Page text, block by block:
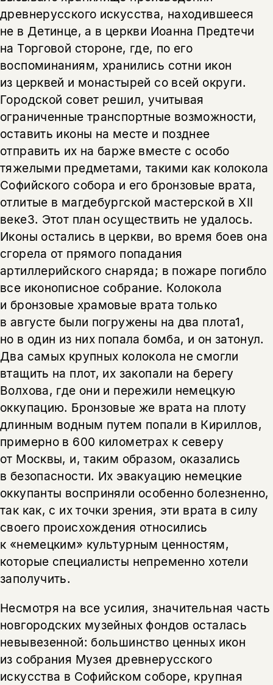
древнерусского искусства, находившееся
не в Детинце, а в церкви Иоанна Предтечи
на Торговой стороне, где, по его
воспоминаниям, хранились сотни икон
из церквей и монастырей со всей округи.
Городской совет решил, учитывая
ограниченные транспортные возможности,
оставить иконы на месте и позднее
отправить их на барже вместе с особо
тяжелыми предметами, такими как колокола
Софийского собора и его бронзовые врата,
отлитые в магдебургской мастерской в XII
веке3. Этот план осуществить не удалось.
Иконы остались в церкви, во время боев она
сгорела от прямого попадания
артиллерийского снаряда; в пожаре погибло
все иконописное собрание. Колокола
и бронзовые храмовые врата только
в августе были погружены на два плота1,
но в один из них попала бомба, и он затонул.
Два самых крупных колокола не смогли
втащить на плот, их закопали на берегу
Волхова, где они и пережили немецкую
оккупацию. Бронзовые же врата на плоту
длинным водным путем попали в Кириллов,
примерно в 600 километрах к северу
от Москвы, и, таким образом, оказались
в безопасности. Их эвакуацию немецкие
оккупанты восприняли особенно болезненно,
так как, с их точки зрения, эти врата в силу
своего происхождения относились
к «немецким» культурным ценностям,
которые специалисты непременно хотели
заполучить.
Несмотря на все усилия, значительная часть
новгородских музейных фондов осталась
невывезенной: большинство ценных икон
из собрания Музея древнерусского
искусства в Софийском соборе, крупная